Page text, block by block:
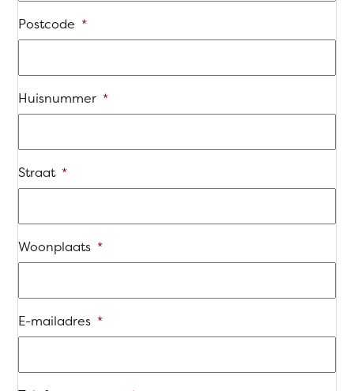
Postcode *
Huisnummer *
Straat *
Woonplaats *
E-mailadres *